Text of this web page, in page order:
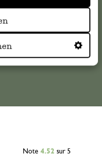
Note 4.52 sur 5